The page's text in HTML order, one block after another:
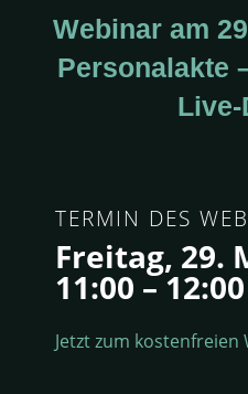
Webinar am
Personalakte
Live-
TERMIN DES
Freitag, 29.
11:00 –
Jetzt zum